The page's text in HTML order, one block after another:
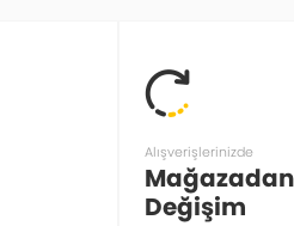
Alışverişlerinizde
Mağazadan
Değişim